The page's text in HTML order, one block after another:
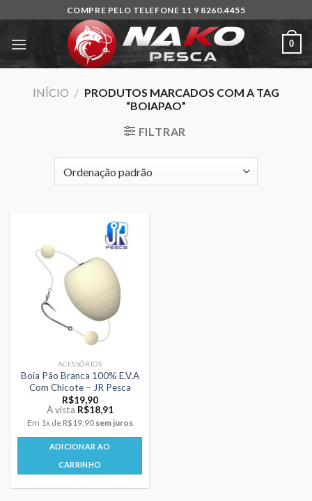
content
COMPRE PELO TELEFONE 11 9 8260.4455
0
INÍCIO / PRODUTOS MARCADOS COM A TAG
“BOIAPAO”
FILTRAR
ACESSÓRIOS
Boia Pão Branca 100% E.V.A
Com Chicote – JR Pesca
R$19,90
À vista R$18,91
Em 1xde R$19,90 sem juros
ADICIONAR AO
CARRINHO